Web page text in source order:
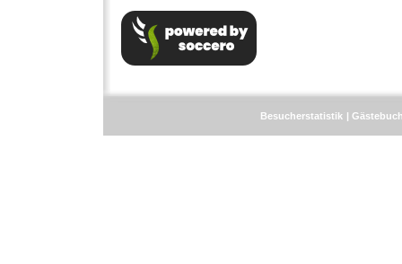
Besucherstatistik